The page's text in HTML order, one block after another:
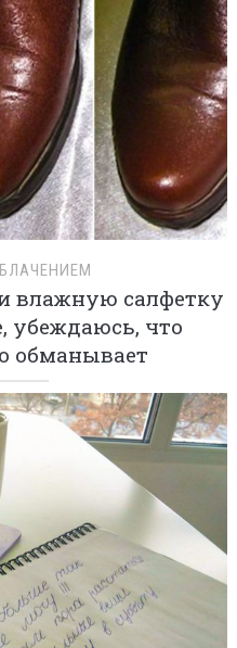
влажную салфетку
убеждаюсь, что
обманывает